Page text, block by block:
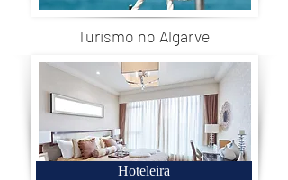
Turismo no Algarve
Hoteleira